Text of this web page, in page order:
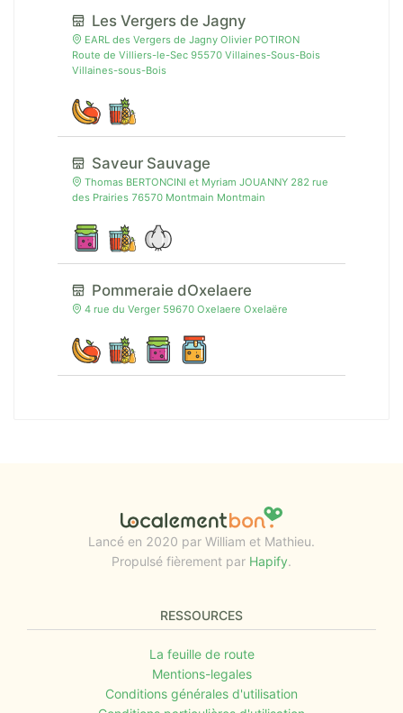
Les Vergers de Jagny
EARL des Vergers de Jagny Olivier POTIRON
Route de Villiers-le-Sec 95570 Villaines-Sous-Bois
Villaines-sous-Bois
Saveur Sauvage
Thomas BERTONCINI et Myriam JOUANNY 282 rue
des Prairies 76570 Montmain Montmain
Pommeraie dOxelaere
4 rue du Verger 59670 Oxelaere Oxelaëre
Lancé en 2020 par William et Mathieu.
Propulsé fièrement par Hapify.
RESSOURCES
La feuille de route
Mentions-legales
Conditions générales d'utilisation